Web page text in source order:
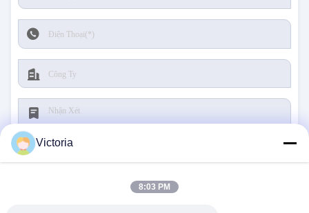
Victoria
8:03 PM